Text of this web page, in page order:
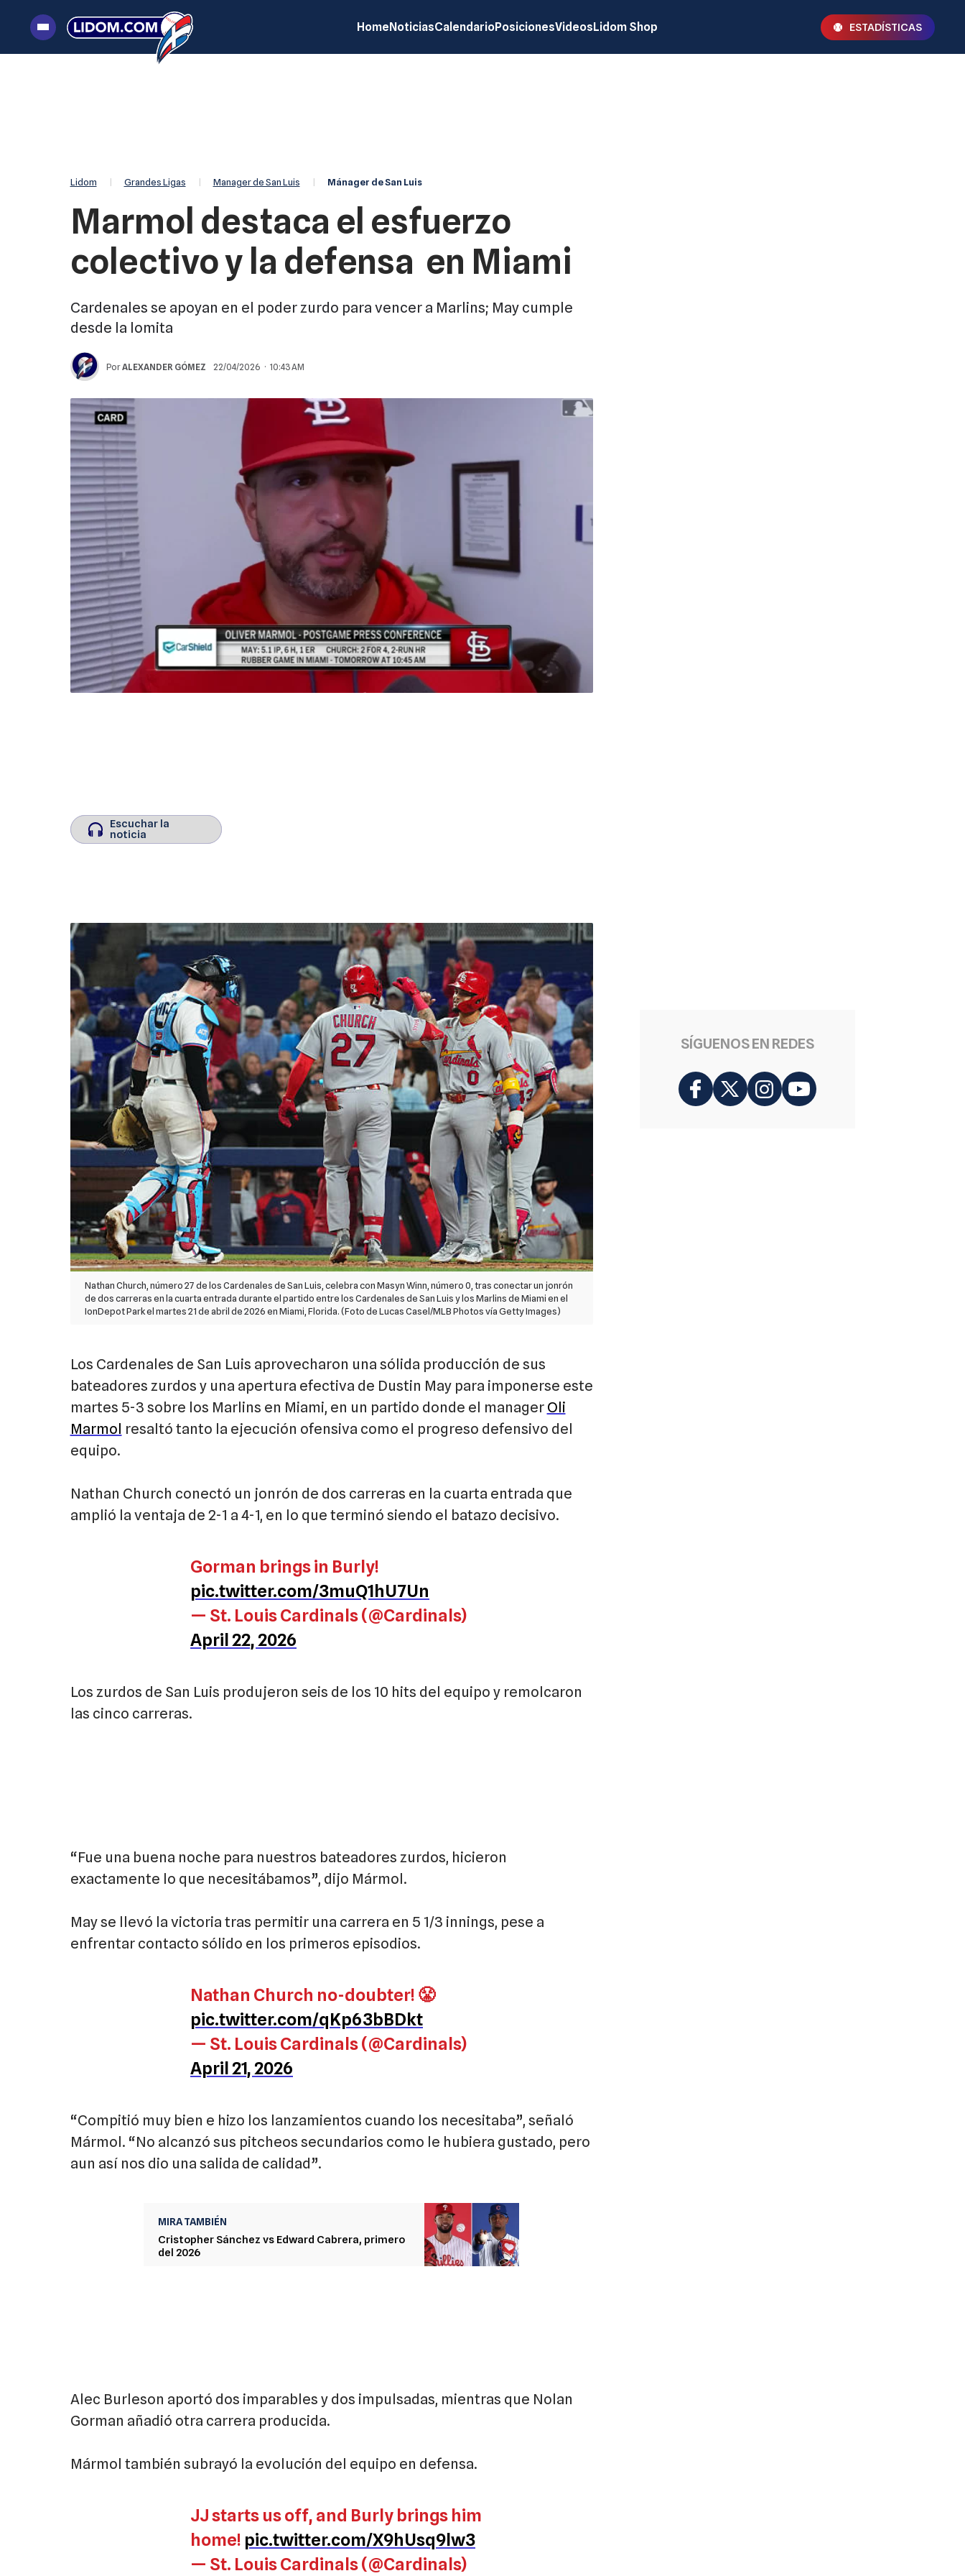
HomeNoticiasCalendarioPosicionesVideosLidom Shop ESTADÍSTICAS
Lidom | Grandes Ligas | Manager de San Luis | Mánager de San Luis
Marmol destaca el esfuerzo
colectivo y la defensa en Miami
Cardenales se apoyan en el poder zurdo para vencer a Marlins; May cumple
desde la lomita
PorALEXANDER GÓMEZ 22/04/2026 · 10:43 AM
Escuchar la
noticia
Escuchar la
noticia
Nathan Church, número 27 de los Cardenales de San Luis, celebra con Masyn Winn, número 0, tras conectar un jonrón
de dos carreras en la cuarta entrada durante el partido entre los Cardenales de San Luis y los Marlins de Miami en el
IonDepot Park el martes 21 de abril de 2026 en Miami, Florida. (Foto de Lucas Casel/MLB Photos vía Getty Images)
Los Cardenales de San Luis aprovecharon una sólida producción de sus
bateadores zurdos y una apertura efectiva de Dustin May para imponerse este
martes 5-3 sobre los Marlins en Miami, en un partido donde el manager Oli
Marmol resaltó tanto la ejecución ofensiva como el progreso defensivo del
equipo.
Nathan Church conectó un jonrón de dos carreras en la cuarta entrada que
amplió la ventaja de 2-1 a 4-1, en lo que terminó siendo el batazo decisivo.
Gorman brings in Burly!
pic.twitter.com/3muQ1hU7Un
— St. Louis Cardinals (@Cardinals)
April 22, 2026
Los zurdos de San Luis produjeron seis de los 10 hits del equipo y remolcaron
las cinco carreras.
“Fue una buena noche para nuestros bateadores zurdos, hicieron
exactamente lo que necesitábamos”, dijo Mármol.
May se llevó la victoria tras permitir una carrera en 5 1/3 innings, pese a
enfrentar contacto sólido en los primeros episodios.
Nathan Church no-doubter! 😤
pic.twitter.com/qKp63bBDkt
— St. Louis Cardinals (@Cardinals)
April 21, 2026
“Compitió muy bien e hizo los lanzamientos cuando los necesitaba”, señaló
Mármol. “No alcanzó sus pitcheos secundarios como le hubiera gustado, pero
aun así nos dio una salida de calidad”.
MIRA TAMBIÉN
Cristopher Sánchez vs Edward Cabrera, primero
del 2026
Alec Burleson aportó dos imparables y dos impulsadas, mientras que Nolan
Gorman añadió otra carrera producida.
Mármol también subrayó la evolución del equipo en defensa.
JJ starts us off, and Burly brings him
home! pic.twitter.com/X9hUsq9lw3
— St. Louis Cardinals (@Cardinals)
SÍGUENOS EN REDES